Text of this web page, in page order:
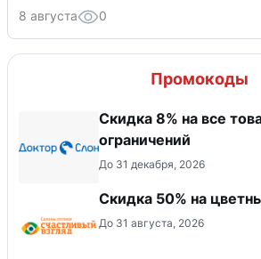
8 августа 0
Промокоды
​Скидка 8% на все
ограничений
До 31 декабря, 2026
Скидка 50% на
До 31 августа, 2026